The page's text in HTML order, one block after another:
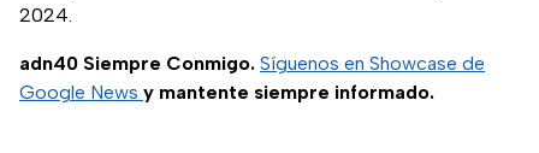
2024.
adn40 Siempre Conmigo. Síguenos en Showcase de
Google News y mantente siempre informado.